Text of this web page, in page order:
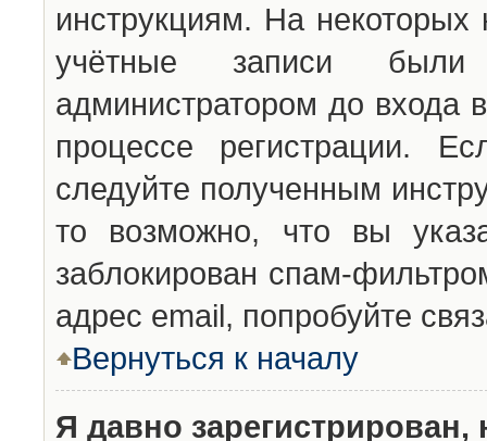
инструкциям. На
учётные записи были
администратором до входа
процессе регистрации.
следуйте полученным
то возможно, что вы
заблокирован спам-
адрес email, попробуйте
Вернуться к началу
Я давно